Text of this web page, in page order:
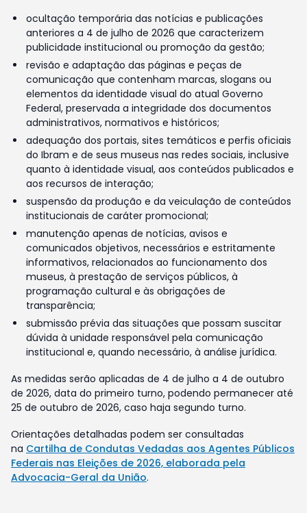
ocultação temporária das notícias e publicações
anteriores a 4 de julho de 2026 que caracterizem
publicidade institucional ou promoção da gestão;
revisão e adaptação das páginas e peças de
comunicação que contenham marcas, slogans ou
elementos da identidade visual do atual Governo
Federal, preservada a integridade dos documentos
administrativos, normativos e históricos;
adequação dos portais, sites temáticos e perfis oficiais
do Ibram e de seus museus nas redes sociais, inclusive
quanto à identidade visual, aos conteúdos publicados e
aos recursos de interação;
suspensão da produção e da veiculação de conteúdos
institucionais de caráter promocional;
manutenção apenas de notícias, avisos e
comunicados objetivos, necessários e estritamente
informativos, relacionados ao funcionamento dos
museus, à prestação de serviços públicos, à
programação cultural e às obrigações de
transparência;
submissão prévia das situações que possam suscitar
dúvida à unidade responsável pela comunicação
institucional e, quando necessário, à análise jurídica.
As medidas serão aplicadas de 4 de julho a 4 de outubro
de 2026, data do primeiro turno, podendo permanecer até
25 de outubro de 2026, caso haja segundo turno.
Orientações detalhadas podem ser consultadas
na Cartilha de Condutas Vedadas aos Agentes Públicos
Federais nas Eleições de 2026, elaborada pela
Advocacia-Geral da União.